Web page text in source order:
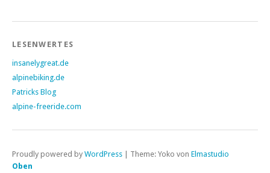
LESENWERTES
insanelygreat.de
alpinebiking.de
Patricks Blog
alpine-freeride.com
Proudly powered by WordPress Theme: Yoko von Elmastudio
Oben